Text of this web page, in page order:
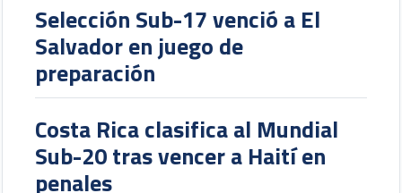
Selección Sub-17 venció a El
Salvador en juego de
preparación
Costa Rica clasifica al Mundial
Sub-20 tras vencer a Haití en
penales